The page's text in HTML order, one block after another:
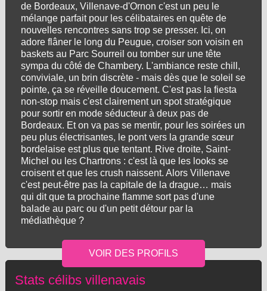
de Bordeaux, Villenave-d'Ornon c'est un peu le
mélange parfait pour les célibataires en quête de
nouvelles rencontres sans trop se presser. Ici, on
adore flâner le long du Peugue, croiser son voisin en
baskets au Parc Sourreil ou tomber sur une tête
sympa du côté de Chambery. L'ambiance reste chill,
conviviale, un brin discrète - mais dès que le soleil se
pointe, ça se réveille doucement. C'est pas la fiesta
non-stop mais c'est clairement un spot stratégique
pour sortir en mode séducteur à deux pas de
Bordeaux. Et on va pas se mentir, pour les soirées un
peu plus électrisantes, le pont vers la grande sœur
bordelaise est plus que tentant. Rive droite, Saint-
Michel ou les Chartrons : c'est là que les looks se
croisent et que les crush naissent. Alors Villenave
c'est peut-être pas la capitale de la drague… mais
qui dit que ta prochaine flamme sort pas d'une
balade au parc ou d'un petit détour par la
médiathèque ?
Stats célibs villenavais